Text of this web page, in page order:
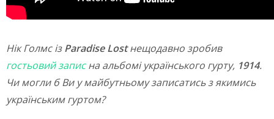
Нік Голмс ізParadiseLost нещодавно зробив
гостьовий записна альбомі українського гурту, 1914.
Чи могли б Ви у майбутньому записатись з якимись
українським гуртом?